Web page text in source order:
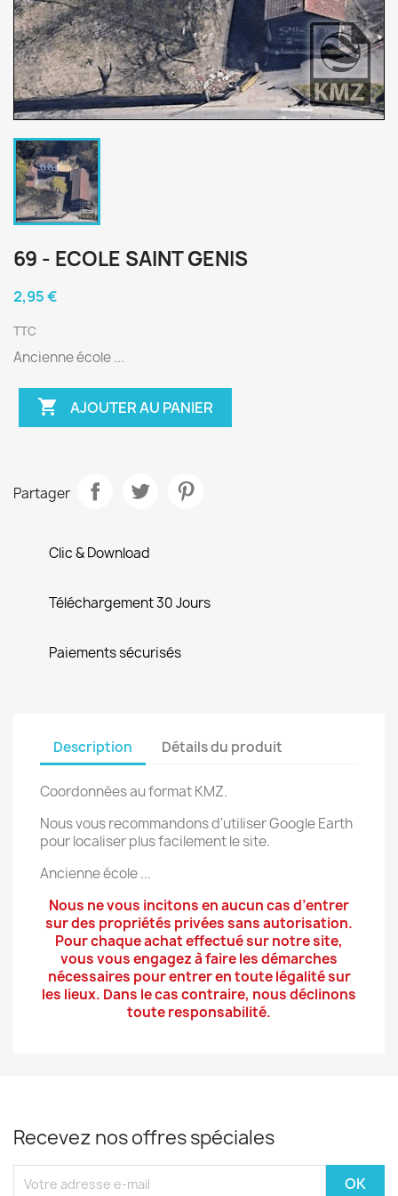
69 - ECOLE SAINT GENIS
2,95 €
TTC
Ancienne école ...
 AJOUTER AU PANIER
Partager
Clic & Download
Téléchargement 30 Jours
Paiements sécurisés
Description Détails du produit
Coordonnées au format KMZ.
Nous vous recommandons d'utiliser Google Earth
pour localiser plus facilement le site.
Ancienne école ...
Nous ne vous incitons en aucun cas d’entrer
sur des propriétés privées sans autorisation.
Pour chaque achat effectué sur notre site,
vous vous engagez à faire les démarches
nécessaires pour entrer en toute légalité sur
les lieux. Dans le cas contraire, nous déclinons
toute responsabilité.
Recevez nos offres spéciales